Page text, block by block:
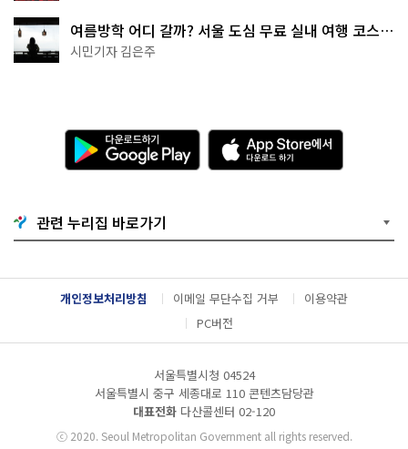
여름방학 어디 갈까? 서울 도심 무료 실내 여행 코스
추천
시민기자 김은주
다
운
로
기
G
o
g
l
e
l
A
p
p
e
서
다
운
드
관련 누리집 바로가기
개인정보처리방침 이메일 무단수집 거부
이용약관
PC버전
서울특별시청 04524
서울특별시 중구 세종대로 110 콘텐츠담당관
대표전화 다산콜센터 02-120
ⓒ2020. Seoul Metropolitan Government all rights reserved.